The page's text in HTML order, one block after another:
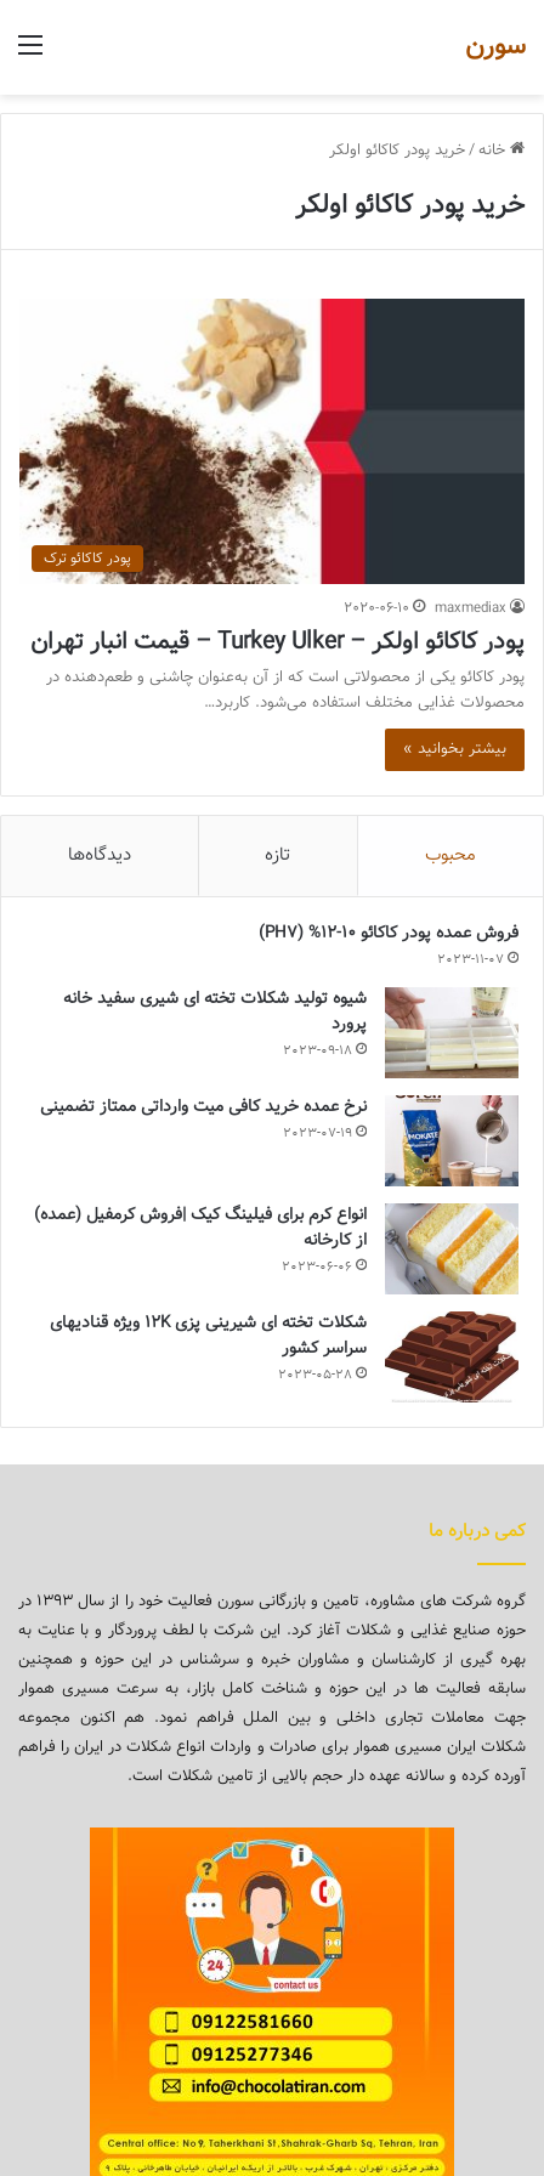
سورن
خانه/خرید پودر کاکائو اولکر
خرید پودر کاکائو اولکر
پودر کاکائو ترک
maxmediax
2020-06-10
پودر کاکائو اولکر – Turkey Ulker – قیمت انبار تهران
پودر کاکائو یکی از محصولاتی است که از آن به‌عنوان چاشنی و طعم‌دهنده در
محصولات غذایی مختلف استفاده می‌شود. کاربرد…
بیشتر بخوانید »
محبوب تازه دیدگاه‌ها
فروش عمده پودر کاکائو 10-12% (PH7)
2023-11-07
شیوه تولید شکلات تخته ای شیری سفید خانه
پرورد
2023-09-18
نرخ عمده خرید کافی میت وارداتی ممتاز تضمینی
2023-07-19
انواع کرم برای فیلینگ کیک |فروش کرمفیل (عمده)
از کارخانه
2023-06-06
شکلات تخته ای شیرینی پزی 12K ویژه قنادیهای
سراسر کشور
2023-05-28
کمی درباره ما
گروه شرکت های مشاوره، تامین و بازرگانی سورن فعالیت خود را از سال ۱۳۹۳ در
حوزه صنایع غذایی و شکلات آغاز کرد. این شرکت با لطف پروردگار و با عنایت به
بهره گیری از کارشناسان و مشاوران خبره و سرشناس در این حوزه و همچنین
سابقه فعالیت ها در این حوزه و شناخت کامل بازار، به سرعت مسیری هموار
جهت معاملات تجاری داخلی و بین الملل فراهم نمود. هم اکنون مجموعه
شکلات ایران مسیری هموار برای صادرات و واردات انواع شکلات در ایران را فراهم
آورده کرده و سالانه عهده دار حجم بالایی از تامین شکلات است.